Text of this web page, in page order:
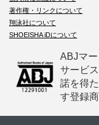
著作権・リンクについて
翔泳社について
SHOEISHA iDについて
ABJマ
サービ
諾を得
す登録